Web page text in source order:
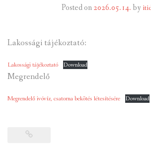
INFORMÁCIÓK
GALÉRIA
VÁLASZTÁS 2026
Posted on2026.05.14.by
Lakossági tájékoztató:
Lakossági tájékoztató Download
Megrendelő
Megrendelő ivóvíz, csatorna bekötés létesítésére Download